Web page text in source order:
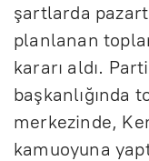
şartlarda
planlanan
kararı aldı.
başkanlığında
merkezinde,
kamuoyuna